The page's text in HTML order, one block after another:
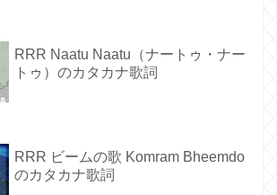
RRR Naatu Naatu（ナートゥ・ナー
トゥ）のカタカナ歌詞
RRR ビームの歌 Komram Bheemdo
のカタカナ歌詞